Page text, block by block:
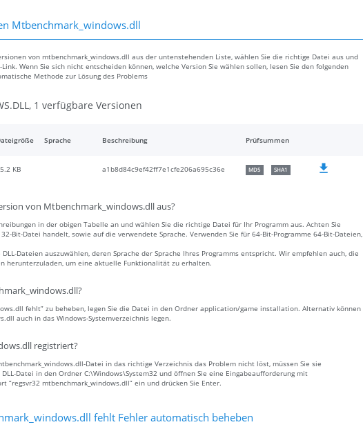
Mtbenchmark_windows.dll
von mtbenchmark_windows.dll aus der untenstehenden Liste, wählen Sie die richtige Datei aus und
Wenn Sie sich nicht entscheiden können, welche Version Sie wählen sollen, lesen Sie den folgenden
Methode zur Lösung des Problems
1 verfügbare Versionen
Sprache Beschreibung Prüfsummen
KB a1b8d84c9ef42ff7e1cfe206a695c36e MD5 SHA1
von Mtbenchmark_windows.dll aus?
in der obigen Tabelle an und wählen Sie die richtige Datei für Ihr Programm aus. Achten Sie
Bit-Datei handelt, sowie auf die verwendete Sprache. Verwenden Sie für 64-Bit-Programme 64-Bit-Dateien,
Dateien auszuwählen, deren Sprache der Sprache Ihres Programms entspricht. Wir empfehlen auch, die
herunterzuladen, um eine aktuelle Funktionalität zu erhalten.
fehlt” zu beheben, legen Sie die Datei in den Ordner application/game installation. Alternativ können
auch in das Windows-Systemverzeichnis legen.
registriert?
Datei in das richtige Verzeichnis das Problem nicht löst, müssen Sie sie
Datei in den Ordner C:\Windows\System32 und öffnen Sie eine Eingabeaufforderung mit
“regsvr32 mtbenchmark_windows.dll” ein und drücken Sie Enter.
fehlt Fehler automatisch beheben